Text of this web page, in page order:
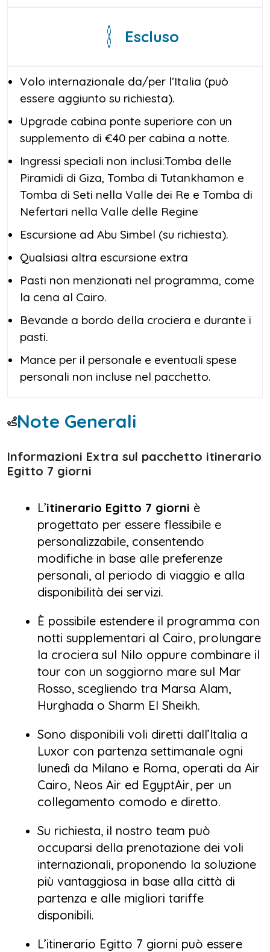
Escluso
Volo internazionale da/per l’Italia (può
essere aggiunto su richiesta).
Upgrade cabina ponte superiore con un
supplemento di €40 per cabina a notte.
Ingressi speciali non inclusi:Tomba delle
Piramidi di Giza, Tomba di Tutankhamon e
Tomba di Seti nella Valle dei Re e Tomba di
Nefertari nella Valle delle Regine
Escursione ad Abu Simbel (su richiesta).
Qualsiasi altra escursione extra
Pasti non menzionati nel programma, come
la cena al Cairo.
Bevande a bordo della crociera e durante i
pasti.
Mance per il personale e eventuali spese
personali non incluse nel pacchetto.
Note Generali
Informazioni Extra sul pacchetto itinerario
Egitto 7 giorni
L’itinerario Egitto 7 giorni è
progettato per essere flessibile e
personalizzabile, consentendo
modifiche in base alle preferenze
personali, al periodo di viaggio e alla
disponibilità dei servizi.
È possibile estendere il programma con
notti supplementari al Cairo, prolungare
la crociera sul Nilo oppure combinare il
tour con un soggiorno mare sul Mar
Rosso, scegliendo tra Marsa Alam,
Hurghada o Sharm El Sheikh.
Sono disponibili voli diretti dall’Italia a
Luxor con partenza settimanale ogni
lunedì da Milano e Roma, operati da Air
Cairo, Neos Air ed EgyptAir, per un
collegamento comodo e diretto.
Su richiesta, il nostro team può
occuparsi della prenotazione dei voli
internazionali, proponendo la soluzione
più vantaggiosa in base alla città di
partenza e alle migliori tariffe
disponibili.
L’itinerario Egitto 7 giorni può essere